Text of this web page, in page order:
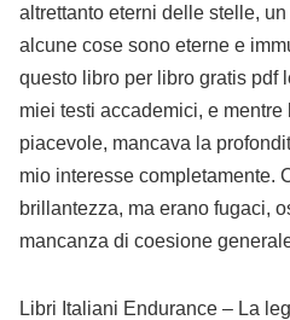
altrettanto eterni delle stelle,
alcune cose sono eterne e
questo libro per libro gratis pdf
miei testi accademici, e mentre
piacevole, mancava la
mio interesse completamente.
brillantezza, ma erano fugaci,
mancanza di coesione
Libri Italiani Endurance – La